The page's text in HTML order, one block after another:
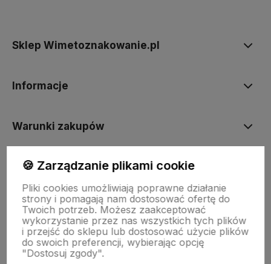
Sklep Wimetoznakowanie.pl
Informacje
Warunki zakupów
INNE
🍪 Zarządzanie plikami cookie
Pliki cookies umożliwiają poprawne działanie
strony i pomagają nam dostosować ofertę do
Twoich potrzeb. Możesz zaakceptować
wykorzystanie przez nas wszystkich tych plików
i przejść do sklepu lub dostosować użycie plików
do swoich preferencji, wybierając opcję
"Dostosuj zgody".